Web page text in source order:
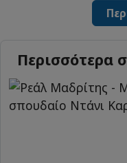
Περισσότερα